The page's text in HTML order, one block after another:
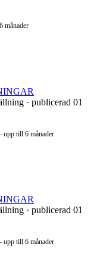
månader
· publicerad 01
upp till 6 månader
· publicerad 01
upp till 6 månader